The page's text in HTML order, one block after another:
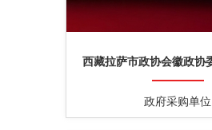
西藏拉萨市政协会徽政协
政府采购单位